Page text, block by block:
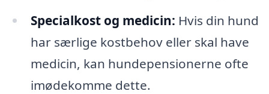
Specialkost og medicin: Hvis din hund
har særlige kostbehov eller skal have
medicin, kan hundepensionerne ofte
imødekomme dette.